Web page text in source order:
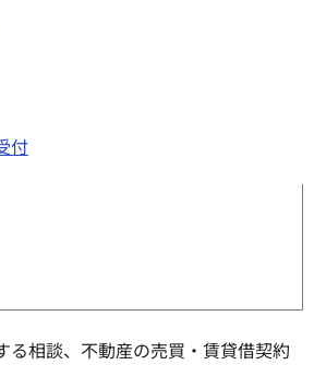
付
る相談、不動産の売買・賃貸借契約